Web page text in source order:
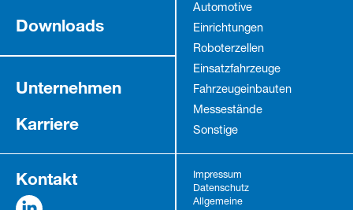
Automotive
Einrichtungen
Roboterzellen
Einsatzfahrzeuge
Fahrzeug­einbauten
Messestände
Sonstige
Downloads
Unternehmen
Karriere
Kontakt
Impressum
Datenschutz
Allgemeine